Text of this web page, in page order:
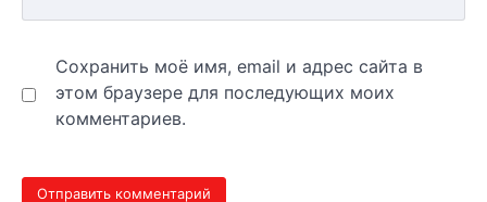
Сохранить моё имя, email и адрес сайта в
этом браузере для последующих моих
комментариев.